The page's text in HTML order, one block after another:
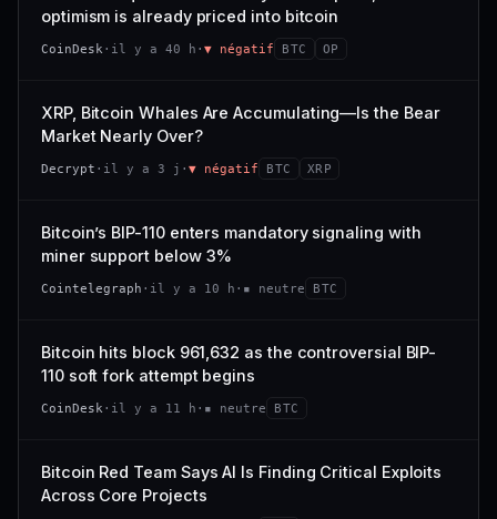
CONFIANCE
VAR. 7 J VAR. 30 J
CONFIANCE
momentum 24 h dégradé (+0,0 %), volume 24 h atone
(0,9 % de sa capitalisation échangés).
538 M$ 4,7 M$
−2,9 % −1,9 %
−50,0 % #93
CONFIANCE
optimism is already priced into bitcoin
CoinDesk · il y a 40 h · ▼ négatif BTC OP
XRP, Bitcoin Whales Are Accumulating—Is the Bear
Market Nearly Over?
Decrypt · il y a 3 j · ▼ négatif BTC XRP
Bitcoin’s BIP-110 enters mandatory signaling with
miner support below 3%
Cointelegraph · il y a 10 h · ▪ neutre BTC
Bitcoin hits block 961,632 as the controversial BIP-
110 soft fork attempt begins
CoinDesk · il y a 11 h · ▪ neutre BTC
Bitcoin Red Team Says AI Is Finding Critical Exploits
Across Core Projects